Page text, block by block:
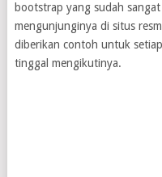
bootstrap yang sudah
mengunjunginya di situs
diberikan contoh untuk
tinggal mengikutinya.